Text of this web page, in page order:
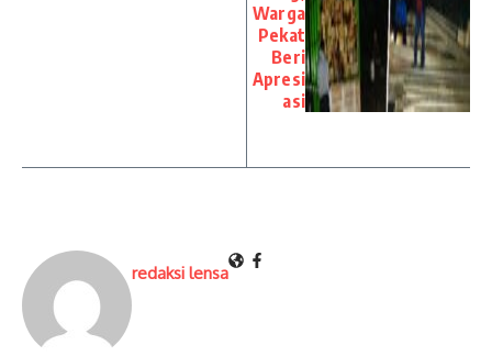
Warga
Pekat
Beri
Apresi
asi
redaksi lensa